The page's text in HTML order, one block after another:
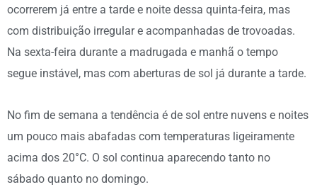
ocorrerem já entre a tarde e noite dessa quinta-feira, mas
com distribuição irregular e acompanhadas de trovoadas.
Na sexta-feira durante a madrugada e manhã o tempo
segue instável, mas com aberturas de sol já durante a tarde.
No fim de semana a tendência é de sol entre nuvens e noites
um pouco mais abafadas com temperaturas ligeiramente
acima dos 20°C. O sol continua aparecendo tanto no
sábado quanto no domingo.